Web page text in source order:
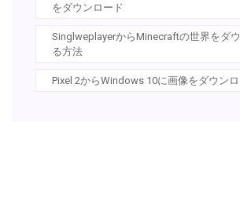
をダウンロード
SinglweplayerからMinecraftの世界をダ
る方法
Pixel 2からWindows 10に画像をダウン